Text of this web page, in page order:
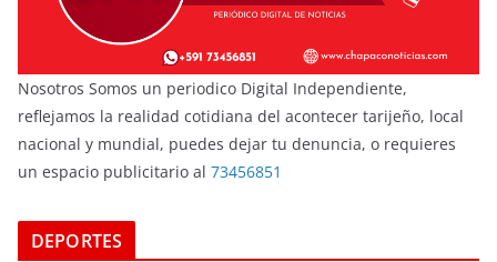
Nosotros Somos un periodico Digital Independiente,
reflejamos la realidad cotidiana del acontecer tarijeño, local
nacional y mundial, puedes dejar tu denuncia, o requieres
un espacio publicitario al 73456851
DEPORTES